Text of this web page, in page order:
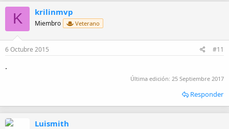
K krilinmvp
Miembro Veterano
6 Octubre 2015 #11
.
Última edición: 25 Septiembre 2017
Responder
Luismith